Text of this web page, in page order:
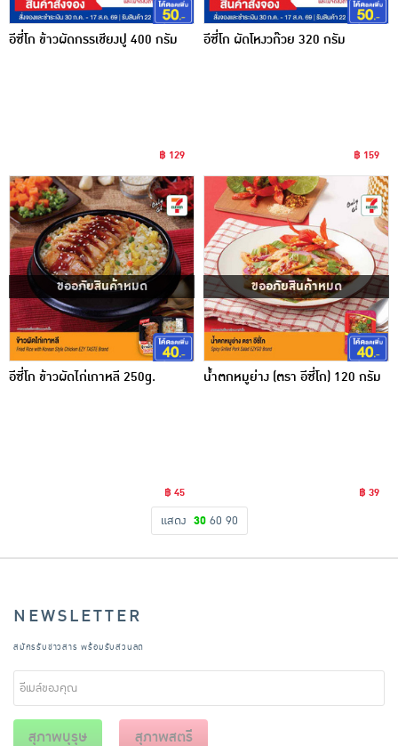
อีซี่โก ข้าวผัดกรรเชียงปู 400 กรัม
฿ 129
อีซี่โก ผัดโหงวก๊วย 320 กรัม
฿ 159
ขออภัยสินค้าหมด
อีซี่โก ข้าวผัดไก่เกาหลี 250g.
฿ 45
ขออภัยสินค้าหมด
น้ำตกหมูย่าง (ตรา อีซี่โก) 120 กรัม
฿ 39
แสดง 30 60 90
NEWSLETTER
สมัครรับข่าวสาร พร้อมรับส่วนลด
สุภาพบุรุษ สุภาพสตรี